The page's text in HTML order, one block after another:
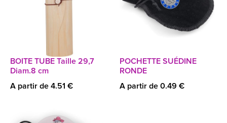
BOITE TUBE Taille 29,7
Diam.8 cm
A partir de 4.51 €
POCHETTE SUÉDINE
RONDE
A partir de 0.49 €